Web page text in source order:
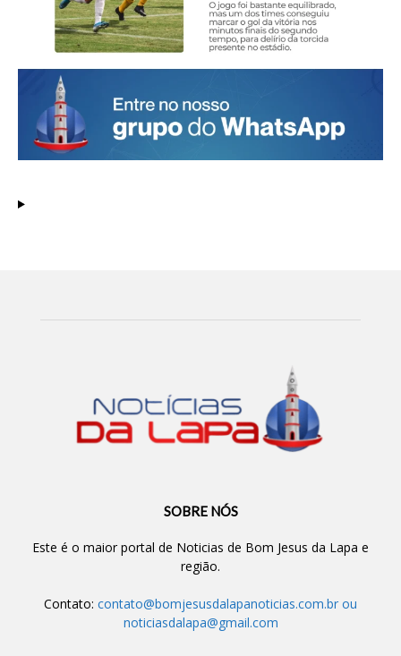
SOBRE NÓS
Este é o maior portal de Noticias de Bom Jesus da Lapa e
região.
Contato: contato@bomjesusdalapanoticias.com.br ou
noticiasdalapa@gmail.com